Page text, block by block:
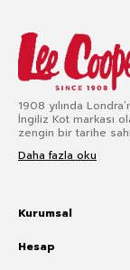
1908 yılında
İngiliz Kot markası
zengin bir tarihe
Daha fazla oku
Kurumsal
Hesap